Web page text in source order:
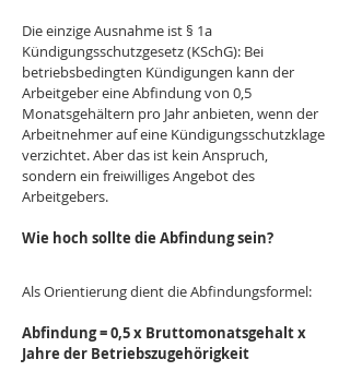
Die einzige Ausnahme ist § 1a
Kündigungsschutzgesetz (KSchG): Bei
betriebsbedingten Kündigungen kann der
Arbeitgeber eine Abfindung von 0,5
Monatsgehältern pro Jahr anbieten, wenn der
Arbeitnehmer auf eine Kündigungsschutzklage
verzichtet. Aber das ist kein Anspruch,
sondern ein freiwilliges Angebot des
Arbeitgebers.
Wie hoch sollte die Abfindung sein?
Als Orientierung dient die Abfindungsformel:
Abfindung = 0,5 x Bruttomonatsgehalt x
Jahre der Betriebszugehörigkeit